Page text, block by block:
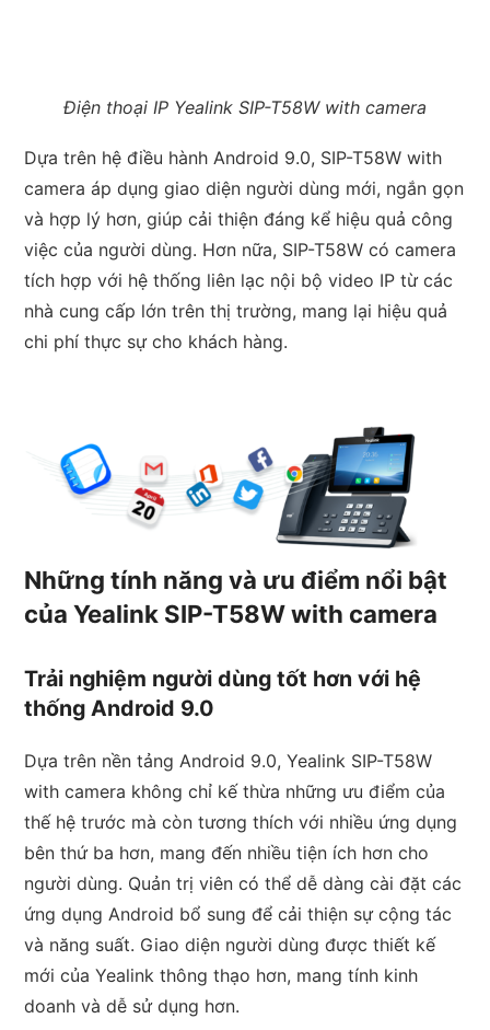
Điện thoại IP Yealink SIP-T58W with camera
Dựa trên hệ điều hành Android 9.0, SIP-T58W with
camera áp dụng giao diện người dùng mới, ngắn gọn
và hợp lý hơn, giúp cải thiện đáng kể hiệu quả công
việc của người dùng. Hơn nữa, SIP-T58W có camera
tích hợp với hệ thống liên lạc nội bộ video IP từ các
nhà cung cấp lớn trên thị trường, mang lại hiệu quả
chi phí thực sự cho khách hàng.
Những tính năng và ưu điểm nổi bật
của Yealink SIP-T58W with camera
Trải nghiệm người dùng tốt hơn với hệ
thống Android 9.0
Dựa trên nền tảng Android 9.0, Yealink SIP-T58W
with camera không chỉ kế thừa những ưu điểm của
thế hệ trước mà còn tương thích với nhiều ứng dụng
bên thứ ba hơn, mang đến nhiều tiện ích hơn cho
người dùng. Quản trị viên có thể dễ dàng cài đặt các
ứng dụng Android bổ sung để cải thiện sự cộng tác
và năng suất. Giao diện người dùng được thiết kế
mới của Yealink thông thạo hơn, mang tính kinh
doanh và dễ sử dụng hơn.